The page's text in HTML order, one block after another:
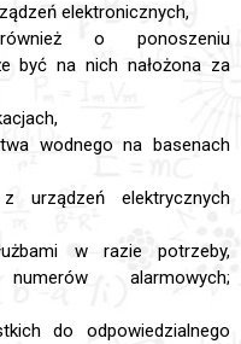
elektronicznych,
o ponoszeniu
być na nich nałożona za
wodnego na basenach
urządzeń elektrycznych
w razie potrzeby,
alarmowych;
do odpowiedzialnego